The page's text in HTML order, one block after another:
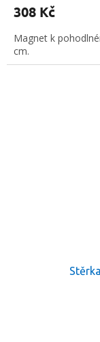
308 Kč
Magnet k
cm.